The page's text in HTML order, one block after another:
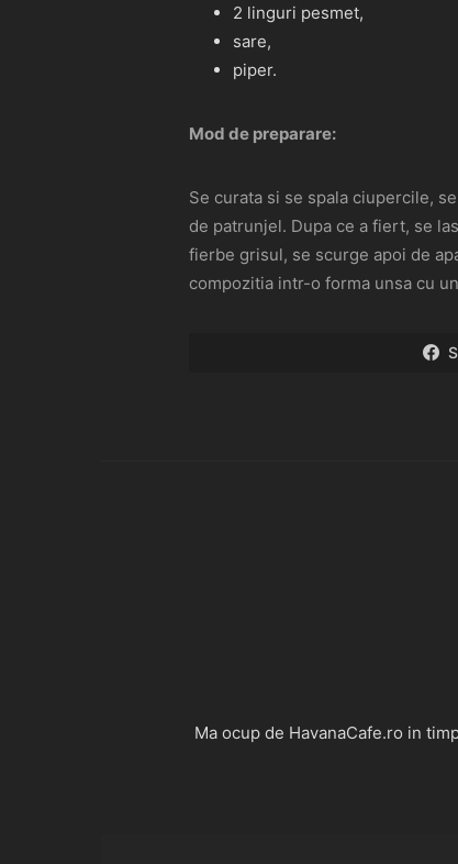
2 linguri pesmet,
sare,
piper.
Mod de preparare:
Se curata si se spala ciupercile,
de patrunjel. Dupa ce a fiert, se
fierbe grisul, se scurge apoi de
compozitia intr-o forma unsa cu
Ma ocup de HavanaCafe.ro in